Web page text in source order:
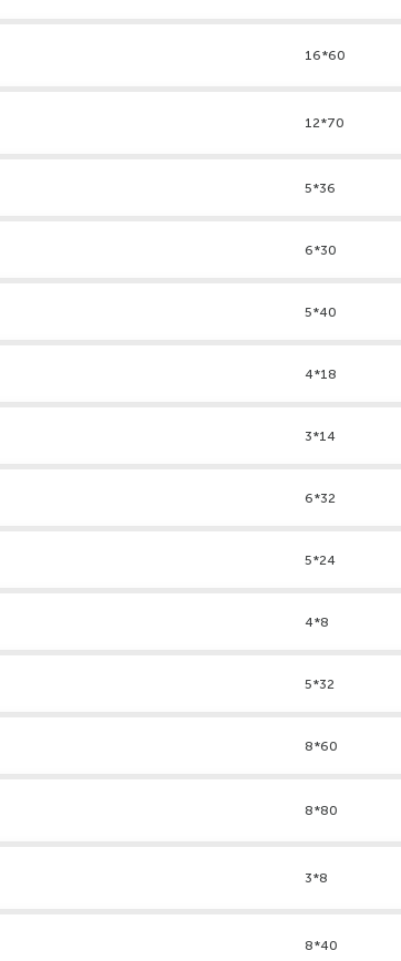
16*60
12*70
5*36
6*30
5*40
4*18
3*14
6*32
5*24
4*8
5*32
8*60
8*80
3*8
8*40